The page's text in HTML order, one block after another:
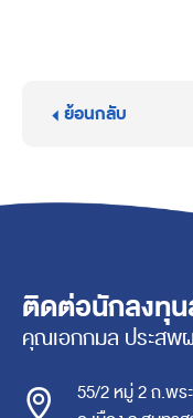
ย้อนกลับ
ติดต่อนักลงทุ
คุณเอกกมล ประสพ
55/2 หมู่ 2 ถ.พร